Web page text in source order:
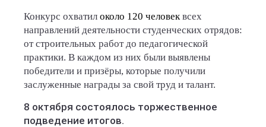
Конкурс охватил около 120 человек всех
направлений деятельности студенческих отрядов:
от строительных работ до педагогической
практики. В каждом из них были выявлены
победители и призёры, которые получили
заслуженные награды за свой труд и талант.
8 октября состоялось торжественное
подведение итогов.